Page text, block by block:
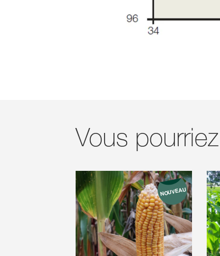
Vous